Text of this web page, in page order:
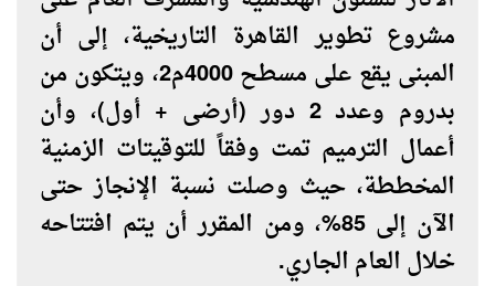
مشروع تطوير القاهرة التاريخية، إلى أن
المبنى يقع على مسطح 4000م2، ويتكون من
بدروم وعدد 2 دور (أرضى + أول)، وأن
أعمال الترميم تمت وفقاً للتوقيتات الزمنية
المخططة، حيث وصلت نسبة الإنجاز حتى
الآن إلى 85%، ومن المقرر أن يتم افتتاحه
خلال العام الجاري.